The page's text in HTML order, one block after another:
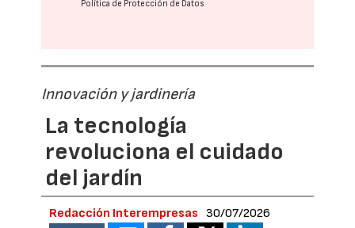
Política de Protección de Datos
Innovación y jardinería
La tecnología
revoluciona el cuidado
del jardín
Redacción Interempresas 30/07/2026